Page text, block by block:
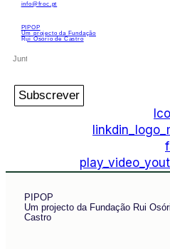
info@froc.pt
PIPOP
Um projecto da Fundação
Rui Osório de Castro
Subscrever
PIPOP
Um projecto da Fundação Rui
Castro